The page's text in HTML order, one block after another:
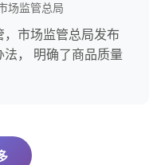
场监管总局
市场监管总局发布
， 明确了商品质量